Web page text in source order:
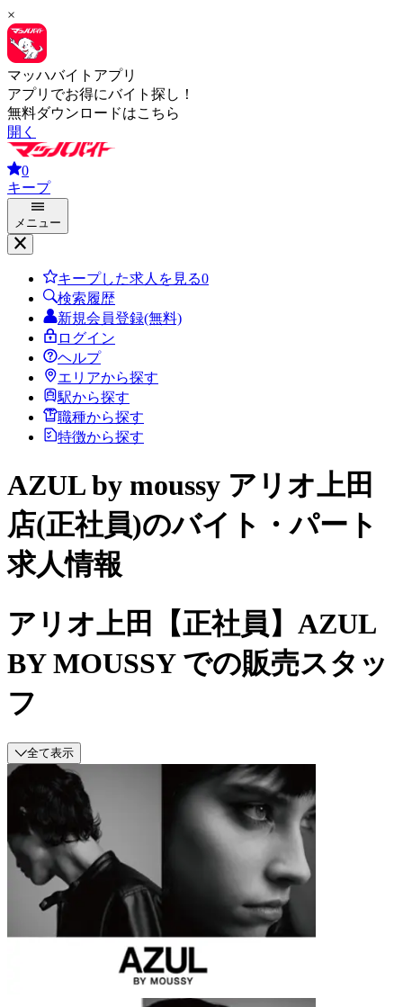
×
マッハバイトアプリ
アプリでお得にバイト探し！
無料ダウンロードはこちら
開く
0
キープ
メニュー
キープした求人を見る0
検索履歴
新規会員登録(無料)
ログイン
ヘルプ
エリアから探す
駅から探す
職種から探す
特徴から探す
AZUL by moussy アリオ上田
店(正社員)のバイト・パート
求人情報
アリオ上田【正社員】AZUL
BY MOUSSY での販売スタッ
フ
全て表示